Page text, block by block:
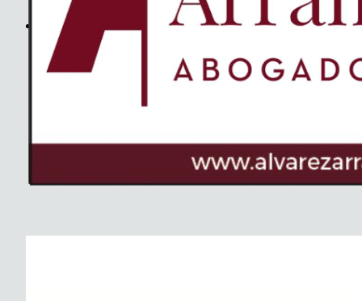
The Soundtrack Of Our Lives +
Spiders